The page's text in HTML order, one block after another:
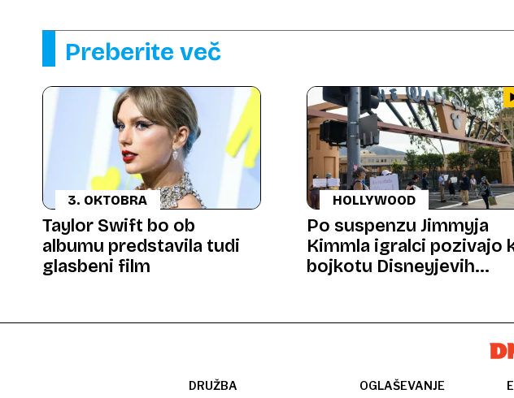
Preberite več
3. OKTOBRA
Taylor Swift bo ob
albumu predstavila tudi
glasbeni film
HOLLYWOOD
Po suspenzu Jimmyja
Kimmla igralci pozivajo
bojkotu Disneyjevih
DRUŽBA OGLAŠEVANJE